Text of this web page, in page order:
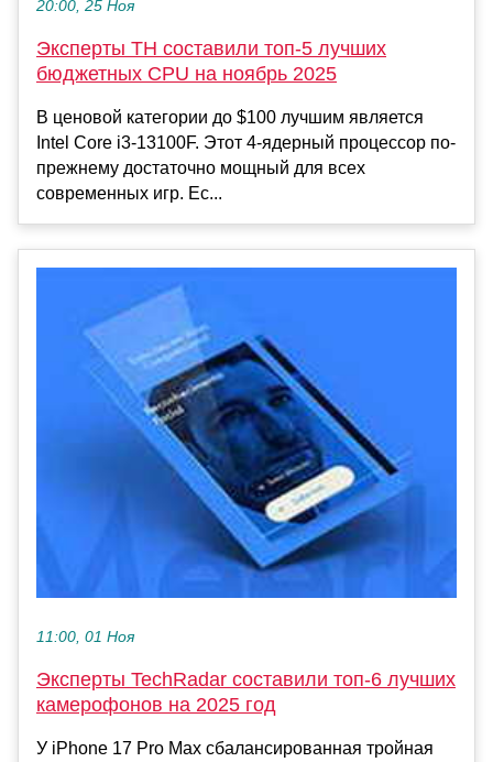
20:00, 25 Ноя
Эксперты TH составили топ-5 лучших
бюджетных CPU на ноябрь 2025
В ценовой категории до $100 лучшим является
Intel Core i3-13100F. Этот 4-ядерный процессор по-
прежнему достаточно мощный для всех
современных игр. Ес...
11:00, 01 Ноя
Эксперты TechRadar составили топ-6 лучших
камерофонов на 2025 год
У iPhone 17 Pro Max сбалансированная тройная